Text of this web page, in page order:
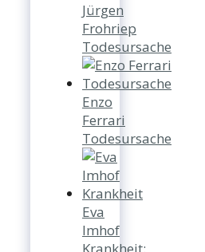
Jürgen
Frohriep
Todesursache
Enzo
Ferrari
Todesursache
Eva
Imhof